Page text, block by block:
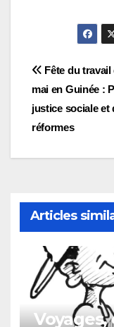
de
l’article
Fête du travail
mai en Guinée :
justice sociale et
réformes
Articles